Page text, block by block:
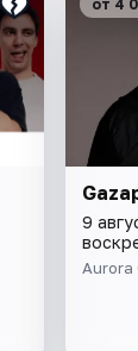
от 4
9
Aurora